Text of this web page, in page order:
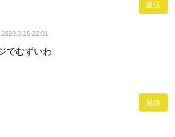
返信
2023.3.15 22:01
でむずいわ
返信